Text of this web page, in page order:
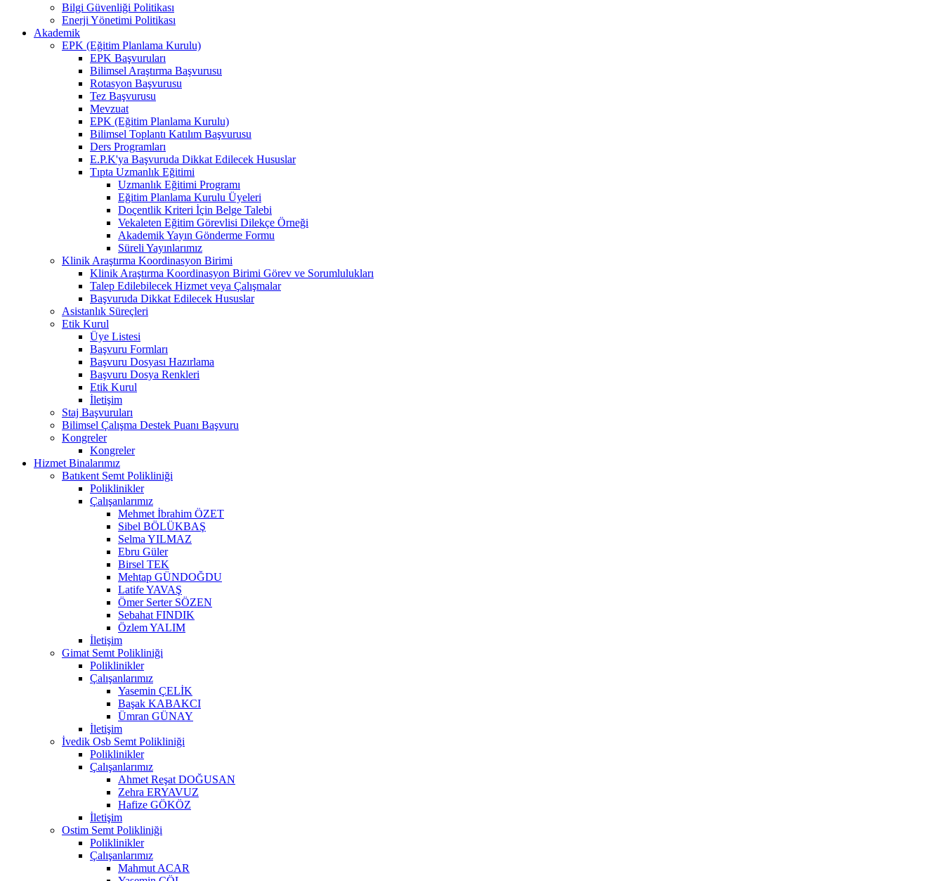
Bilgi Güvenliği Politikası
Enerji Yönetimi Politikası
Akademik
EPK (Eğitim Planlama Kurulu)
EPK Başvuruları
Bilimsel Araştırma Başvurusu
Rotasyon Başvurusu
Tez Başvurusu
Mevzuat
EPK (Eğitim Planlama Kurulu)
Bilimsel Toplantı Katılım Başvurusu
Ders Programları
E.P.K'ya Başvuruda Dikkat Edilecek Hususlar
Tıpta Uzmanlık Eğitimi
Uzmanlık Eğitimi Programı
Eğitim Planlama Kurulu Üyeleri
Doçentlik Kriteri İçin Belge Talebi
Vekaleten Eğitim Görevlisi Dilekçe Örneği
Akademik Yayın Gönderme Formu
Süreli Yayınlarımız
Klinik Araştırma Koordinasyon Birimi
Klinik Araştırma Koordinasyon Birimi Görev ve Sorumlulukları
Talep Edilebilecek Hizmet veya Çalışmalar
Başvuruda Dikkat Edilecek Hususlar
Asistanlık Süreçleri
Etik Kurul
Üye Listesi
Başvuru Formları
Başvuru Dosyası Hazırlama
Başvuru Dosya Renkleri
Etik Kurul
İletişim
Staj Başvuruları
Bilimsel Çalışma Destek Puanı Başvuru
Kongreler
Kongreler
Hizmet Binalarımız
Batıkent Semt Polikliniği
Poliklinikler
Çalışanlarımız
Mehmet İbrahim ÖZET
Sibel BÖLÜKBAŞ
Selma YILMAZ
Ebru Güler
Birsel TEK
Mehtap GÜNDOĞDU
Latife YAVAŞ
Ömer Serter SÖZEN
Sebahat FINDIK
Özlem YALIM
İletişim
Gimat Semt Polikliniği
Poliklinikler
Çalışanlarımız
Yasemin ÇELİK
Başak KABAKCI
Ümran GÜNAY
İletişim
İvedik Osb Semt Polikliniği
Poliklinikler
Çalışanlarımız
Ahmet Reşat DOĞUSAN
Zehra ERYAVUZ
Hafize GÖKÖZ
İletişim
Ostim Semt Polikliniği
Poliklinikler
Çalışanlarımız
Mahmut ACAR